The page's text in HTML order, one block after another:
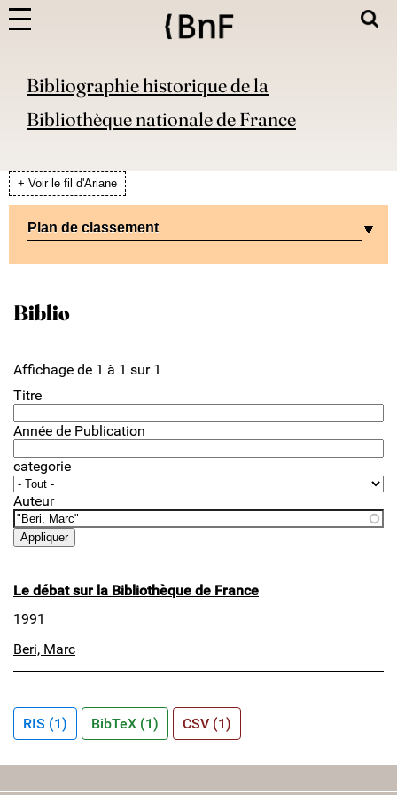
Bibliographie historique de la
Bibliothèque nationale de France
+ Voir le fil d'Ariane
Plan de classement
Biblio
Affichage de 1 à 1 sur 1
Titre
Année de Publication
categorie
Auteur
Le débat sur la Bibliothèque de France
1991
Beri, Marc
RIS (1) BibTeX (1) CSV (1)